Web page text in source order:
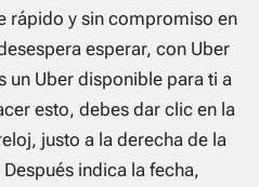
rápido y sin compromiso en
esperar, con Uber
un Uber disponible para ti a
esto, debes dar clic en la
justo a la derecha de la
indica la fecha,